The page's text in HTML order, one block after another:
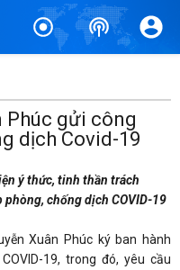
Phúc gửi công
dịch Covid-19
ý thức, tinh thần trách
chống dịch COVID-19
Xuân Phúc ký ban hành
19, trong đó, yêu cầu